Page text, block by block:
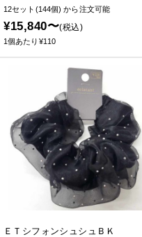
12セット(144個)から注文可能
¥15,840〜(税込)
1個あたり¥110
ＥＴシフォンシュシュＢＫ